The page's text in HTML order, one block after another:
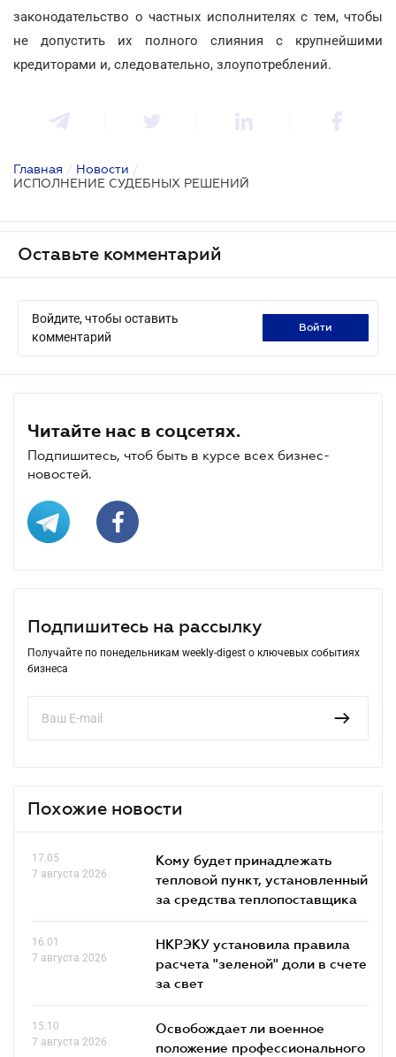
законодательство о частных исполнителях с тем, чтобы
не допустить их полного слияния с крупнейшими
кредиторами и, следовательно, злоупотреблений.
Главная / Новости /
ИСПОЛНЕНИЕ СУДЕБНЫХ РЕШЕНИЙ
Оставьте комментарий
Войдите, чтобы оставить
комментарий
войти
Читайте нас в соцсетях.
Подпишитесь, чтоб быть в курсе всех бизнес-
новостей.
Подпишитесь на рассылку
Получайте по понедельникам weekly-digest о ключевых событиях
бизнеса
Похожие новости
17.05
7 августа 2026
Кому будет принадлежать
тепловой пункт, установленный
за средства теплопоставщика
16.01
7 августа 2026
НКРЭКУ установила правила
расчета "зеленой" доли в счете
за свет
15.10
7 августа 2026
Освобождает ли военное
положение профессионального